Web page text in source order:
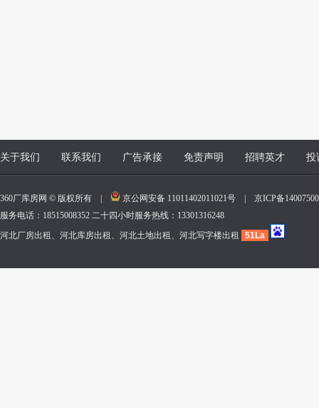
关于我们 联系我们 广告承接 免责声明 招聘英才 投
360厂库房网 © 版权所有 | 京公网安备 11011402011021号
京ICP备
服务电话：18515008352 二十四小时服务热线：13301316248
河北厂房出租、河北库房出租、河北土地出租、河北写字楼出租
51La